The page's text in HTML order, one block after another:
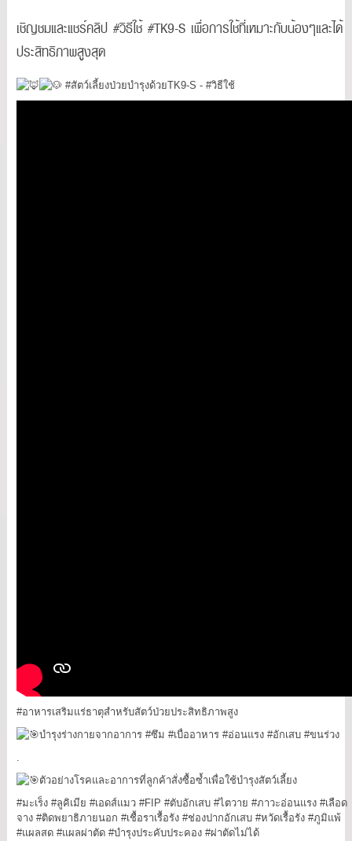
เชิญชมและแชร์คลิป #วิธีใช้ #TK9-S เพื่อการใช้ที่เหมาะกับน้องๆและได้
ประสิทธิภาพสูงสุด
#สัตว์เลี้ยงป่วยบำรุงด้วยTK9-S - #วิธีใช้
#อาหารเสริมแร่ธาตุสำหรับสัตว์ป่วยประสิทธิภาพสูง
บำรุงร่างกายจากอาการ #ซึม #เบื่ออาหาร #อ่อนแรง #อักเสบ #ขนร่วง
ตัวอย่างโรคและอาการที่ลูกค้าสั่งซื้อซ้ำเพื่อใช้บำรุงสัตว์เลี้ยง
#มะเร็ง #ลูคิเมีย #เอดส์แมว #FIP #ตับอักเสบ #ไตวาย #ภาวะอ่อนแรง #เลือด
จาง #ติดพยาธิภายนอก #เชื้อราเรื้อรัง #ช่องปากอักเสบ #หวัดเรื้อรัง #ภูมิแพ้
#แผลสด #แผลผ่าตัด #บำรุงประคับประคอง #ผ่าตัดไม่ได้